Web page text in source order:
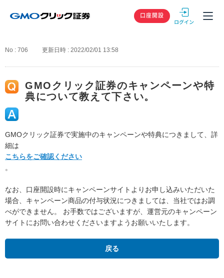
GMOクリック
口座開設
No : 706 更新日時 : 2022/02/01 13:58
GMOクリック証券のキャンペーンや特
典について教えて下さい。
GMOクリック証券で実施中のキャンペーンや特典につきまして、詳
細は
こちらをご確認ください
。
なお、口座開設時にキャンペーンサイトよりお申し込みいただいた
場合、キャンペーン商品の付与状況につきましては、当社ではお調
べができません。 お手数ではございますが、運営元のキャンペーン
サイトにお問い合わせくださいますようお願いいたします。
戻る